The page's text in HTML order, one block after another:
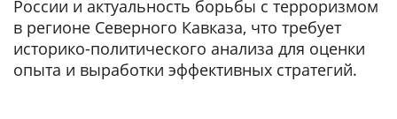
России и актуальность борьбы с терроризмом
в регионе Северного Кавказа, что требует
историко-политического анализа для оценки
опыта и выработки эффективных стратегий.